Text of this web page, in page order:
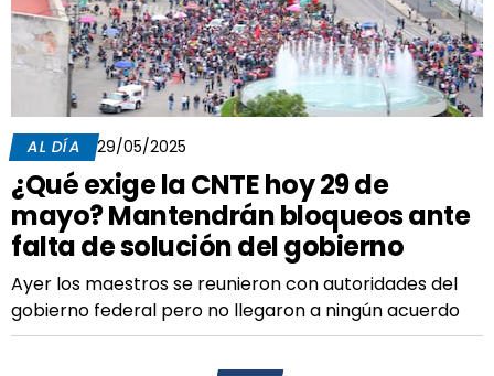
AL DÍA 29/05/2025
¿Qué exige la CNTE hoy 29 de
mayo? Mantendrán bloqueos ante
falta de solución del gobierno
Ayer los maestros se reunieron con autoridades del
gobierno federal pero no llegaron a ningún acuerdo